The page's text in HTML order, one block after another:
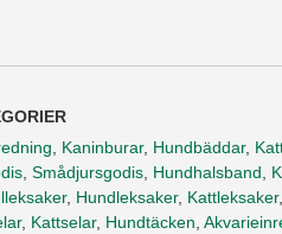
Kaninburar, Hundbäddar,
Smådjursgodis Hundhalsband
, Hundleksaker, Kattleksaker,
, Kattselar, Hundtäcken